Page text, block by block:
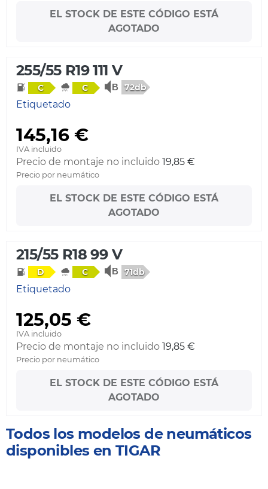
EL STOCK DE ESTE CÓDIGO ESTÁ
AGOTADO
255/55 R19 111 V
C C 72db
Etiquetado
145,16 €
IVA incluido
Precio de montaje no incluido 19,85 €
Precio por neumático
EL STOCK DE ESTE CÓDIGO ESTÁ
AGOTADO
215/55 R18 99 V
D C 71db
Etiquetado
125,05 €
IVA incluido
Precio de montaje no incluido 19,85 €
Precio por neumático
EL STOCK DE ESTE CÓDIGO ESTÁ
AGOTADO
Todos los modelos de neumáticos
disponibles en TIGAR